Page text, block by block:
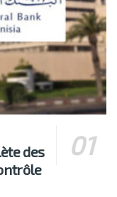
des